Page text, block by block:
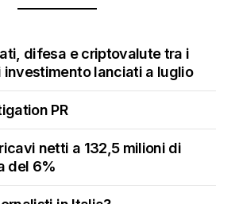
difesa e criptovalute tra i
lanciati a luglio
PR
netti a 132,5 milioni di
del 6%